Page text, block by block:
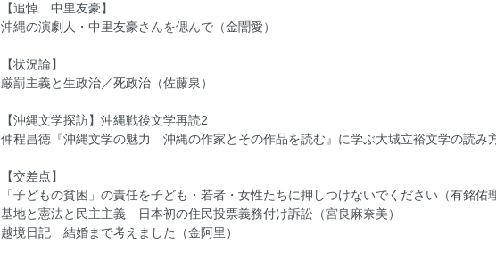
【追悼 中里友豪】
沖縄の演劇人・中里友豪さんを偲んで（金誾愛）
【状況論】
厳罰主義と生政治／死政治（佐藤泉）
【沖縄文学探訪】沖縄戦後文学再読2
仲程昌徳『沖縄文学の魅力 沖縄の作家とその作品を読む』に学ぶ大城立裕文学の読み
【交差点】
「子どもの貧困」の責任を子ども・若者・女性たちに押しつけないでください（有銘佑理
基地と憲法と民主主義 日本初の住民投票義務付け訴訟（宮良麻奈美）
越境日記 結婚まで考えました（金阿里）